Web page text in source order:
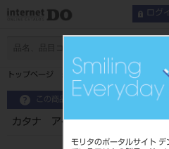
モリタのポータルサイト デ
ログ
トップページ カタナ アベンシアブロ
この商品に関するお問い合わせ
カタナ アベンシアブロック2